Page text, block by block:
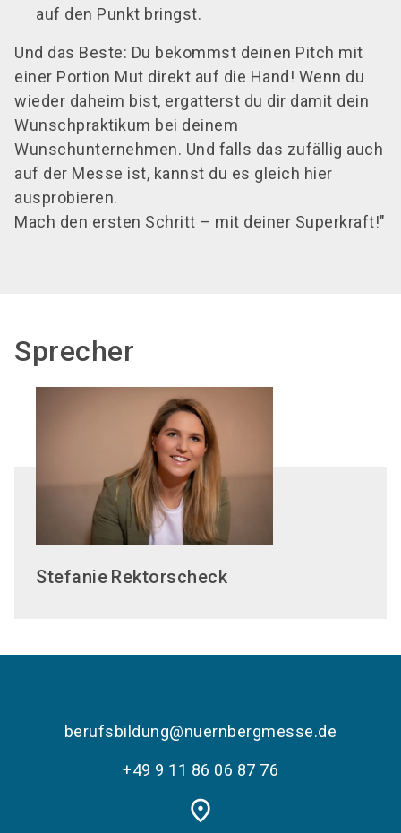
auf den Punkt bringst.
Und das Beste: Du bekommst deinen Pitch mit
einer Portion Mut direkt auf die Hand! Wenn du
wieder daheim bist, ergatterst du dir damit dein
Wunschpraktikum bei deinem
Wunschunternehmen. Und falls das zufällig auch
auf der Messe ist, kannst du es gleich hier
ausprobieren.
Mach den ersten Schritt – mit deiner Superkraft!"
Sprecher
Stefanie Rektorscheck
berufsbildung@nuernbergmesse.de
+49 9 11 86 06 87 76
place